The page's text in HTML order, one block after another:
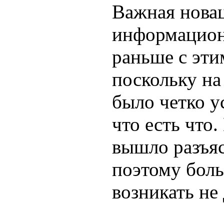
Важная
раньше с
поскольку
было четко
что есть
вышло
поэтому
возникать